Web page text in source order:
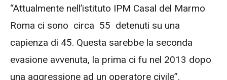
“Attualmente nell’istituto IPM Casal del Marmo
Roma ci sono circa 55 detenuti su una
capienza di 45. Questa sarebbe la seconda
evasione avvenuta, la prima ci fu nel 2013 dopo
una aggressione ad un operatore civile”.